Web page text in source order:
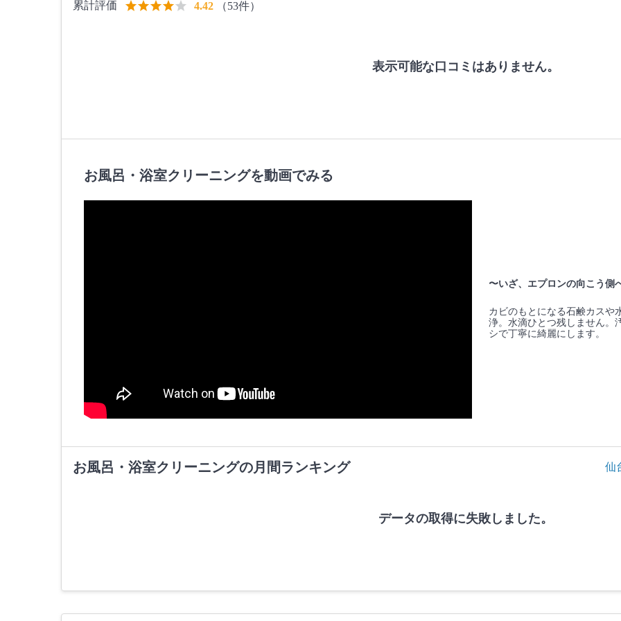
累計評価 4.42 （53件）
表示可能な口コミはありません。
お風呂・浴室クリーニングを動画でみる
〜いざ、エプロンの向こう側
カビのもとになる石鹸カスや
浄。水滴ひとつ残しません。
シで丁寧に綺麗にします。
お風呂・浴室クリーニングの月間ランキング 仙
データの取得に失敗しました。